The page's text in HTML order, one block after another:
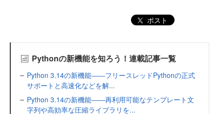
ポスト
Pythonの新機能を知ろう！連載記事一覧
Python 3.14の新機能――フリースレッドPythonの正式
サポートと高速化などを解...
Python 3.14の新機能――再利用可能なテンプレート文
字列や高効率な圧縮ライブラリを...